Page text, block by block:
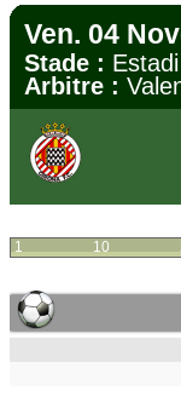
Ven. 04
Stade :
Arbitre :
1 10